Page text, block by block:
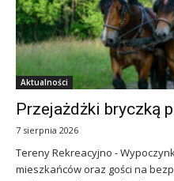
Aktualności
Przejażdżki bryczką
7 sierpnia 2026
Tereny Rekreacyjno -
mieszkańców oraz gości na